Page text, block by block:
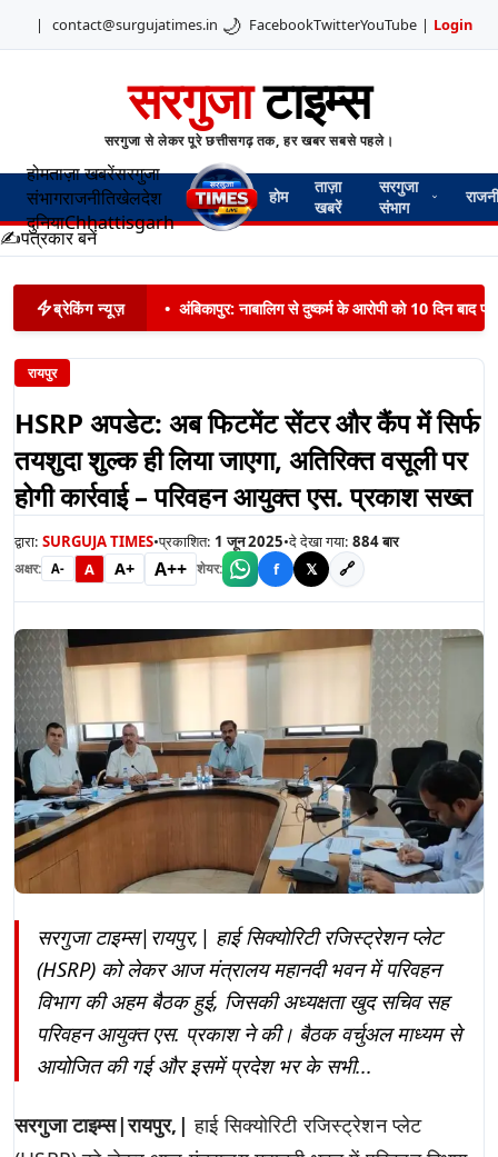
| contact@surgujatimes.in 🌙 FacebookTwitterYouTube | Login
सरगुजाटाइम्स
सरगुजा से लेकर पूरे छत्तीसगढ़ तक, हर खबर सबसे पहले।
होमताज़ा खबरेंसरगुजा
संभागराजनीतिखेलदेश
दुनियाChhattisgarh
होम
ताज़ा
खबरें
सरगुजा
संभाग
✍️पत्रकार बनें
ब्रेकिंग न्यूज़ • अंबिकापुर: नाबालिग से दुष्कर्म के आरोपी को 10 दिन बाद
रायपुर
HSRP अपडेट: अब फिटमेंट सेंटर और कैंप में सिर्फ
तयशुदा शुल्क ही लिया जाएगा, अतिरिक्त वसूली पर
होगी कार्रवाई – परिवहन आयुक्त एस. प्रकाश सख्त
द्वारा: SURGUJA TIMES•प्रकाशित: 1 जून 2025•दे देखा गया: 884बार
अक्षर: A- A A+ A++ शेयर: f 𝕏 🔗
सरगुजा टाइम्स|रायपुर,| हाई सिक्योरिटी रजिस्ट्रेशन प्लेट
(HSRP) को लेकर आज मंत्रालय महानदी भवन में परिवहन
विभाग की अहम बैठक हुई, जिसकी अध्यक्षता खुद सचिव सह
परिवहन आयुक्त एस. प्रकाश ने की। बैठक वर्चुअल माध्यम से
आयोजित की गई और इसमें प्रदेश भर के सभी...
सरगुजा टाइम्स|रायपुर,| हाई सिक्योरिटी रजिस्ट्रेशन प्लेट